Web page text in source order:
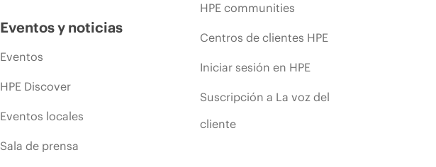
Eventos y noticias
Eventos
HPE Discover
Eventos locales
Sala de prensa
HPE communities
Centros de clientes HPE
Iniciar sesión en HPE
Suscripción a La voz del
cliente